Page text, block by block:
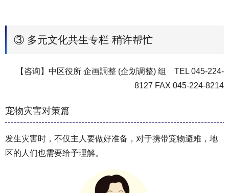
③ 多元文化共生专栏 稍许帮忙
【咨询】中区役所 企画調整 (企划调整) 组 TEL 045-224-
8127 FAX 045-224-8214
宠物灾害对策篇
发生灾害时，不仅主人要做好准备，对于携带宠物避难，地
区的人们也需要给予理解。